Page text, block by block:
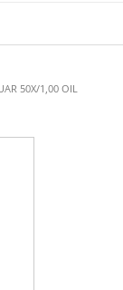
50X/1,00 OIL